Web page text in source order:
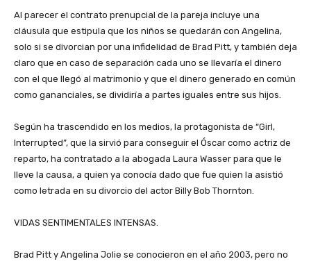
Al parecer el contrato prenupcial de la pareja incluye una
cláusula que estipula que los niños se quedarán con Angelina,
solo si se divorcian por una infidelidad de Brad Pitt, y también deja
claro que en caso de separación cada uno se llevaría el dinero
con el que llegó al matrimonio y que el dinero generado en común
como gananciales, se dividiría a partes iguales entre sus hijos.
Según ha trascendido en los medios, la protagonista de “Girl,
Interrupted”, que la sirvió para conseguir el Óscar como actriz de
reparto, ha contratado a la abogada Laura Wasser para que le
lleve la causa, a quien ya conocía dado que fue quien la asistió
como letrada en su divorcio del actor Billy Bob Thornton.
VIDAS SENTIMENTALES INTENSAS.
Brad Pitt y Angelina Jolie se conocieron en el año 2003, pero no